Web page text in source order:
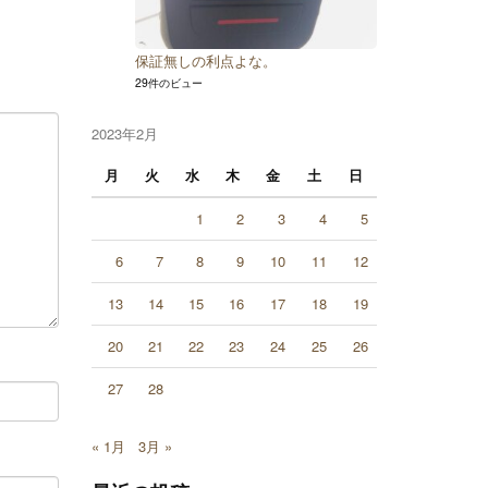
保証無しの利点よな。
29件のビュー
2023年2月
月
火 水 木 金 土 日
1 2 3 4 5
6 7 8 9 10 11 12
13 14 15 16 17 18 19
20 21 22 23 24 25 26
27 28
« 1月 3月 »